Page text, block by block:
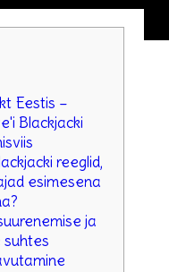
Eestis –
Blackjacki
reeglid,
esimesena
ja
suhtes